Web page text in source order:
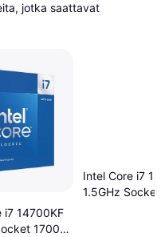
jotka saattavat
i7 14700KF
1700
Intel Core i7
1.5GHz